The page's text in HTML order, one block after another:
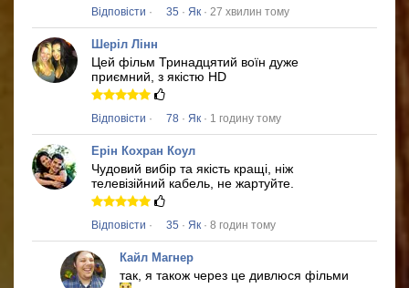
Відповісти · 35 · Як · 27 хвилин тому
Шеріл Лінн
Цей фільм Тринадцятий воїн дуже
приємний, з якістю HD
Відповісти · 78 · Як · 1 годину тому
Ерін Кохран Коул
Чудовий вибір та якість кращі, ніж
телевізійний кабель, не жартуйте.
Відповісти · 35 · Як · 8 годин тому
Кайл Магнер
так, я також через це дивлюся фільми